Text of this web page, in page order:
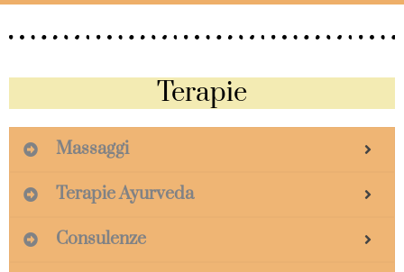
Terapie
Massaggi
Terapie Ayurveda
Consulenze